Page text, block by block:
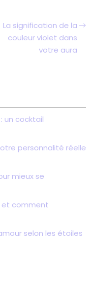
La signification de la
couleur violet dans
votre aura
un cocktail
personnalité réelle
mieux se
et comment
selon les étoiles